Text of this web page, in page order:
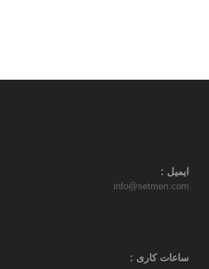
ایمیل :
info@setmen.com
ساعات کاری :